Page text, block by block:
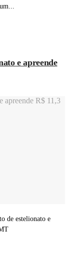
e apreende
de estelionato e